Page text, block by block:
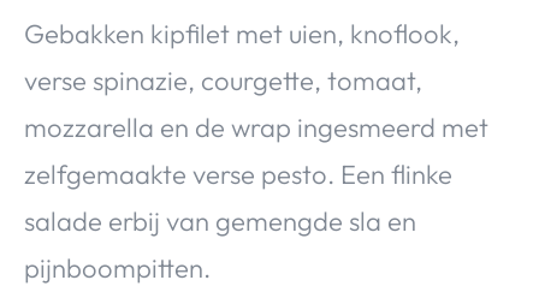
Gebakken kipfilet met uien, knoflook,
verse spinazie, courgette, tomaat,
mozzarella en de wrap ingesmeerd met
zelfgemaakte verse pesto. Een flinke
salade erbij van gemengde sla en
pijnboompitten.